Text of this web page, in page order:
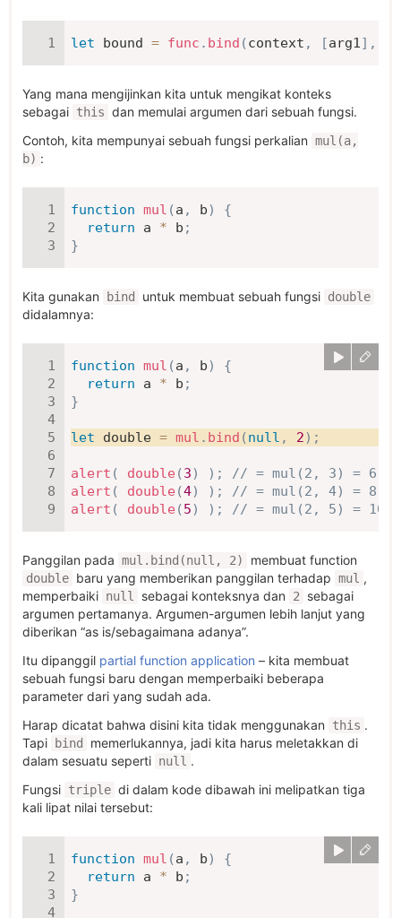
let bound = func . bind (context , [arg1] ,
Yang mana mengijinkan kita untuk mengikat konteks
sebagai this dan memulai argumen dari sebuah fungsi.
Contoh, kita mempunyai sebuah fungsi perkalian mul(a,
b) :
function mul (a , b)
{
return a * b ;
}
Kita gunakan bind untuk membuat sebuah fungsi double
didalamnya:
function mul (a , b)
{
return a * b ;
}
let double = mul . bind (null , 2) ;
alert ( double (3) ) ;
// = mul(2, 3) = 6
alert ( double (4) ) ;
// = mul(2, 4) = 8
alert ( double (5) ) ; // = mul(2, 5) = 10
Panggilan pada mul.bind(null, 2) membuat function
double baru yang memberikan panggilan terhadap mul ,
memperbaiki null sebagai konteksnya dan 2
sebagai
argumen pertamanya. Argumen-argumen lebih lanjut yang
diberikan “as is/sebagaimana adanya”.
Itu dipanggil partial function application – kita membuat
sebuah fungsi baru dengan memperbaiki beberapa
parameter dari yang sudah ada.
Harap dicatat bahwa disini kita tidak menggunakan
this .
Tapi
bind
memerlukannya, jadi kita harus meletakkan di
dalam sesuatu seperti null .
Fungsi triple di dalam kode dibawah ini melipatkan tiga
kali lipat nilai tersebut:
function mul (a , b)
{
return a * b ;
}